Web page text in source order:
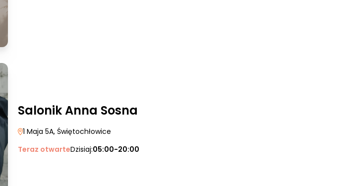
Salonik Anna Sosna
1 Maja 5A, Świętochłowice
Teraz otwarteDzisiaj:05:00-20:00